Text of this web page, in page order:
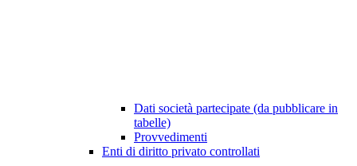
Dati società partecipate (da pubblicare in
tabelle)
Provvedimenti
Enti di diritto privato controllati